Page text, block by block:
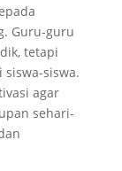
Guru-guru
tetapi
siswa.
agar
sehari-